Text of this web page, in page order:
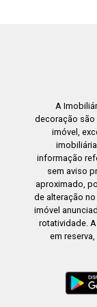
A
decoração são
imóvel,
informação
sem aviso
aproximado,
de alteração
imóvel
rotatividade.
em